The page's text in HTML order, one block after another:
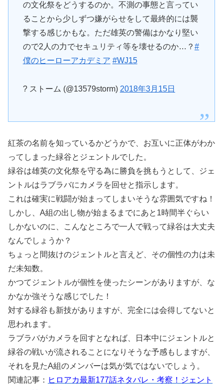
の文化祭をどうするのか。不測の事態と言ってい
ることから少しずつ嫌がらせをして最終的には襲
撃する感じかもな。ただ雄英の警備はかなり堅い
ので2人の力でセキュリティ等を壊せるのか…？ #
僕のヒーローアカデミア #WJ15
? ストーム (@13579storm) 2018年3月15日
紅茶の名前を知っているかどうかで、お互いに正体がわか
ってしまった緑谷とジェントルでした。
緑谷は雄英の文化祭を守る為に勝負を挑もうとして、ジェ
ントルはラブラバにカメラを回せと指示します。
これは確実に戦闘が始まってしまいそうな雰囲気ですね！
しかし、A組の出し物が始まるまでにあと1時間半ぐらい
しかないのに、こんなところで一人で戦って緑谷は大丈夫
なんでしょうか？
ちょっと間抜けのジェントルと言えど、その個性の力は未
だ未知数。
かつてジェントルが個性を使ったシーンがありますが、な
かなか強そうな感じでした！
対する緑谷も新技がありますが、完全には会得してないと
思われます。
ラブラバがカメラを回すとなれば、日本中にジェントルと
緑谷の戦いが流されることになりそうな予感もしますが、
それを見たA組のメンバーは気が気ではないでしょう。
関連記事： ヒロアカ最新177話ネタバレ・考察！ジェント